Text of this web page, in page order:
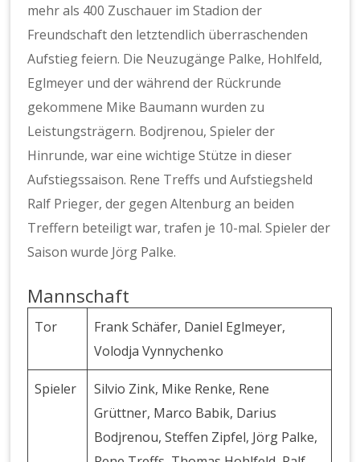
mehr als 400 Zuschauer im Stadion der
Freundschaft den letztendlich überraschenden
Aufstieg feiern. Die Neuzugänge Palke, Hohlfeld,
Eglmeyer und der während der Rückrunde
gekommene Mike Baumann wurden zu
Leistungsträgern. Bodjrenou, Spieler der
Hinrunde, war eine wichtige Stütze in dieser
Aufstiegssaison. Rene Treffs und Aufstiegsheld
Ralf Prieger, der gegen Altenburg an beiden
Treffern beteiligt war, trafen je 10-mal. Spieler der
Saison wurde Jörg Palke.
Mannschaft
Tor
Frank Schäfer, Daniel Eglmeyer,
Volodja Vynnychenko
Spieler
Silvio Zink, Mike Renke, Rene
Grüttner, Marco Babik, Darius
Bodjrenou, Steffen Zipfel, Jörg Palke,